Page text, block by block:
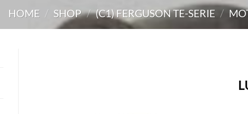
HOME / SHOP / (C1) FERGUSON TE-SERIE /